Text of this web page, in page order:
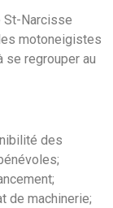
St-Narcisse
motoneigistes
se regrouper au
des
de machinerie;